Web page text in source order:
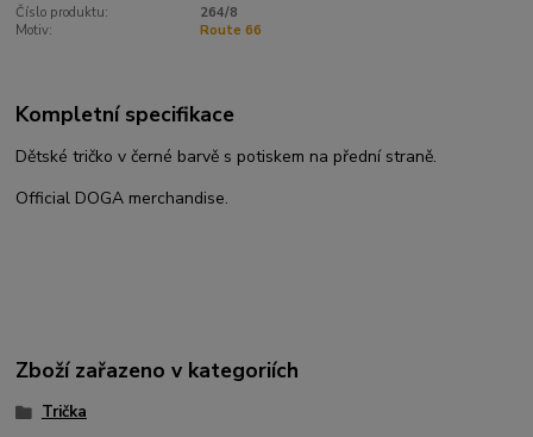
Číslo produktu:
264/8
Motiv:
Route 66
Kompletní specifikace
Dětské tričko v černé barvě s potiskem na přední straně.
Official DOGA merchandise.
Zboží zařazeno v kategoriích
Trička